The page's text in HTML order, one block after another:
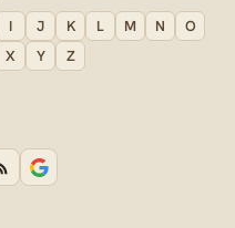
I J K L M N
O
X Y Z